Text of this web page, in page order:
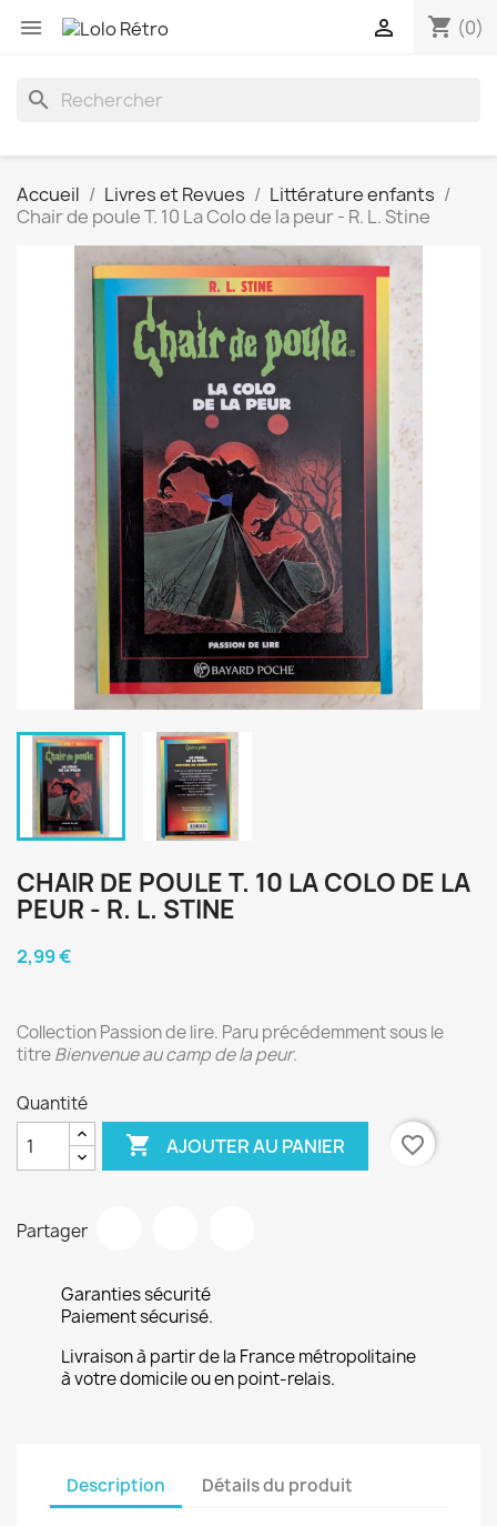
 shopping_cart (0)

search
Accueil Livres et Revues
Littérature enfants
Chair de poule T. 10 La Colo de la peur - R. L. Stine
CHAIR DE POULE T. 10 LA COLO DE LA
PEUR - R. L. STINE
2,99 €
Collection Passion de lire. Paru précédemment sous le
titreBienvenue au camp de la peur.
Quantité
 AJOUTER AU PANIER favorite_border
Partager
Garanties sécurité
Paiement sécurisé.
Livraison à partir de la France métropolitaine
à votre domicile ou en point-relais.
Description Détails du produit